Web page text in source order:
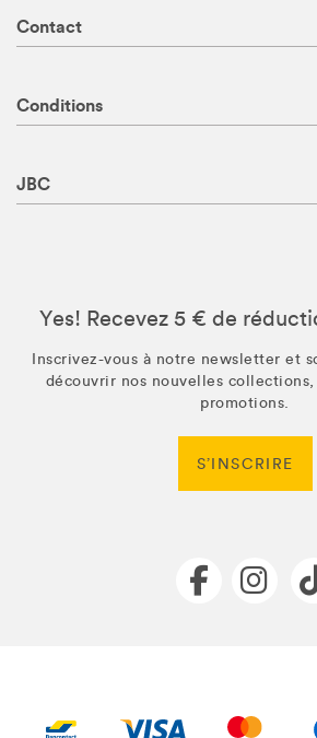
Contact
Conditions
JBC
Yes! Recevez 5 € de
Inscrivez-vous à notre newsletter et
découvrir nos nouvelles
promotions.
S’INSCRIRE